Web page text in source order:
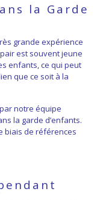
la Garde
grande expérience
est souvent jeune
enfants, ce qui peut
que ce soit à la
notre équipe
la garde d’enfants.
biais de références